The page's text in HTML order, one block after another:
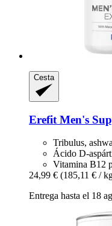
Cesta
Erefit Men's
Tribulus,
Ácido D-
Vitamina B12
24,99 € (185,11 € /
Entrega hasta el 18